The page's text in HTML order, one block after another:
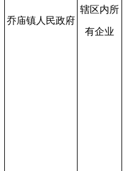
乔庙镇人民政府
辖区内所
有企业